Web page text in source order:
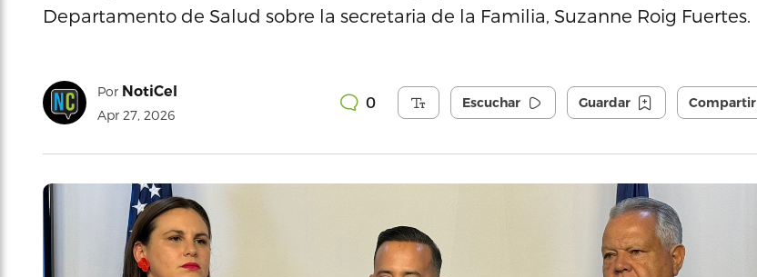
Departamento de Salud sobre la secretaria de la Familia, Suzanne Roig Fuertes.
Por NotiCel
Apr 27, 2026
0 Escuchar Guardar Compartir